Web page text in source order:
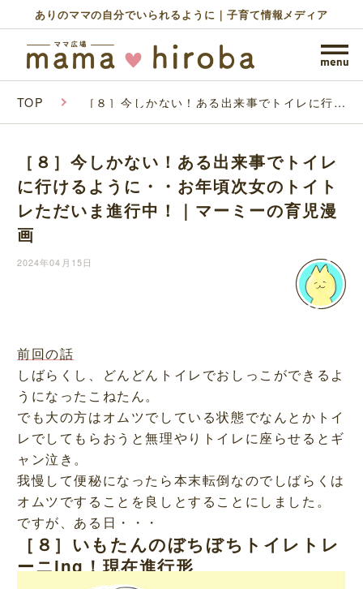
ありのママの自分でいられるように｜子育て情報メディア
TOP ［８］今しかない！ある出来事でトイレに行け
行中！｜マーミーの育児漫画
［８］今しかない！ある出来事でトイレ
に行けるように・・お年頃次女のトイト
レただいま進行中！｜マーミーの育児漫
画
2024年04月15日
前回の話
しばらくし、どんどんトイレでおしっこができるよ
うになったこねたん。
でも大の方はオムツでしている状態でなんとかトイ
レでしてもらおうと無理やりトイレに座らせるとギ
ャン泣き。
我慢して便秘になったら本末転倒なのでしばらくは
オムツですることを良しとすることにしました。
ですが、ある日・・・
［８］いもたんのぼちぼちトイレトレ
ーニing！現在進行形